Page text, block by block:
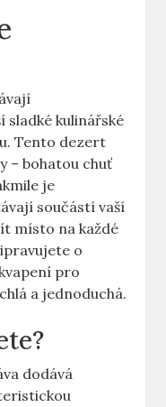
sladké kulinářské
Tento dezert
– bohatou chuť
je
součástí vaší
místo na každé
o
pro
a jednoduchá.
dodává